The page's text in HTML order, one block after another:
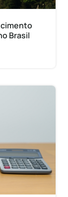
Brasil